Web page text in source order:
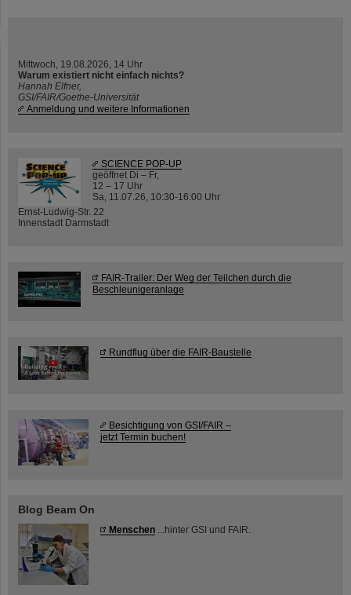
Mittwoch, 19.08.2026, 14 Uhr
Warum existiert nicht einfach nichts?
Hannah Elfner,
GSI/FAIR/Goethe-Universität
Anmeldung und weitere Informationen
SCIENCE POP-UP
geöffnet Di – Fr,
12 – 17 Uhr
Sa, 11.07.26, 10:30-16:00 Uhr
Ernst-Ludwig-Str. 22
Innenstadt Darmstadt
FAIR-Trailer: Der Weg der Teilchen durch die
Beschleunigeranlage
Rundflug über die FAIR-Baustelle
Besichtigung von GSI/FAIR –
jetzt Termin buchen!
Blog Beam On
Menschen ...hinter GSI und FAIR.